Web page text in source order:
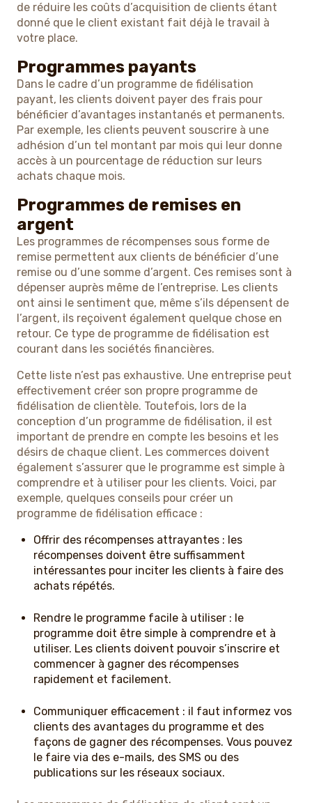
de réduire les coûts d’acquisition de clients étant
donné que le client existant fait déjà le travail à
votre place.
Programmes payants
Dans le cadre d’un programme de fidélisation
payant, les clients doivent payer des frais pour
bénéficier d’avantages instantanés et permanents.
Par exemple, les clients peuvent souscrire à une
adhésion d’un tel montant par mois qui leur donne
accès à un pourcentage de réduction sur leurs
achats chaque mois.
Programmes de remises en
argent
Les programmes de récompenses sous forme de
remise permettent aux clients de bénéficier d’une
remise ou d’une somme d’argent. Ces remises sont à
dépenser auprès même de l’entreprise. Les clients
ont ainsi le sentiment que, même s’ils dépensent de
l’argent, ils reçoivent également quelque chose en
retour. Ce type de programme de fidélisation est
courant dans les sociétés financières.
Cette liste n’est pas exhaustive. Une entreprise peut
effectivement créer son propre programme de
fidélisation de clientèle. Toutefois, lors de la
conception d’un programme de fidélisation, il est
important de prendre en compte les besoins et les
désirs de chaque client. Les commerces doivent
également s’assurer que le programme est simple à
comprendre et à utiliser pour les clients. Voici, par
exemple, quelques conseils pour créer un
programme de fidélisation efficace :
Offrir des récompenses attrayantes : les
récompenses doivent être suffisamment
intéressantes pour inciter les clients à faire des
achats répétés.
Rendre le programme facile à utiliser : le
programme doit être simple à comprendre et à
utiliser. Les clients doivent pouvoir s’inscrire et
commencer à gagner des récompenses
rapidement et facilement.
Communiquer efficacement : il faut informez vos
clients des avantages du programme et des
façons de gagner des récompenses. Vous pouvez
le faire via des e-mails, des SMS ou des
publications sur les réseaux sociaux.